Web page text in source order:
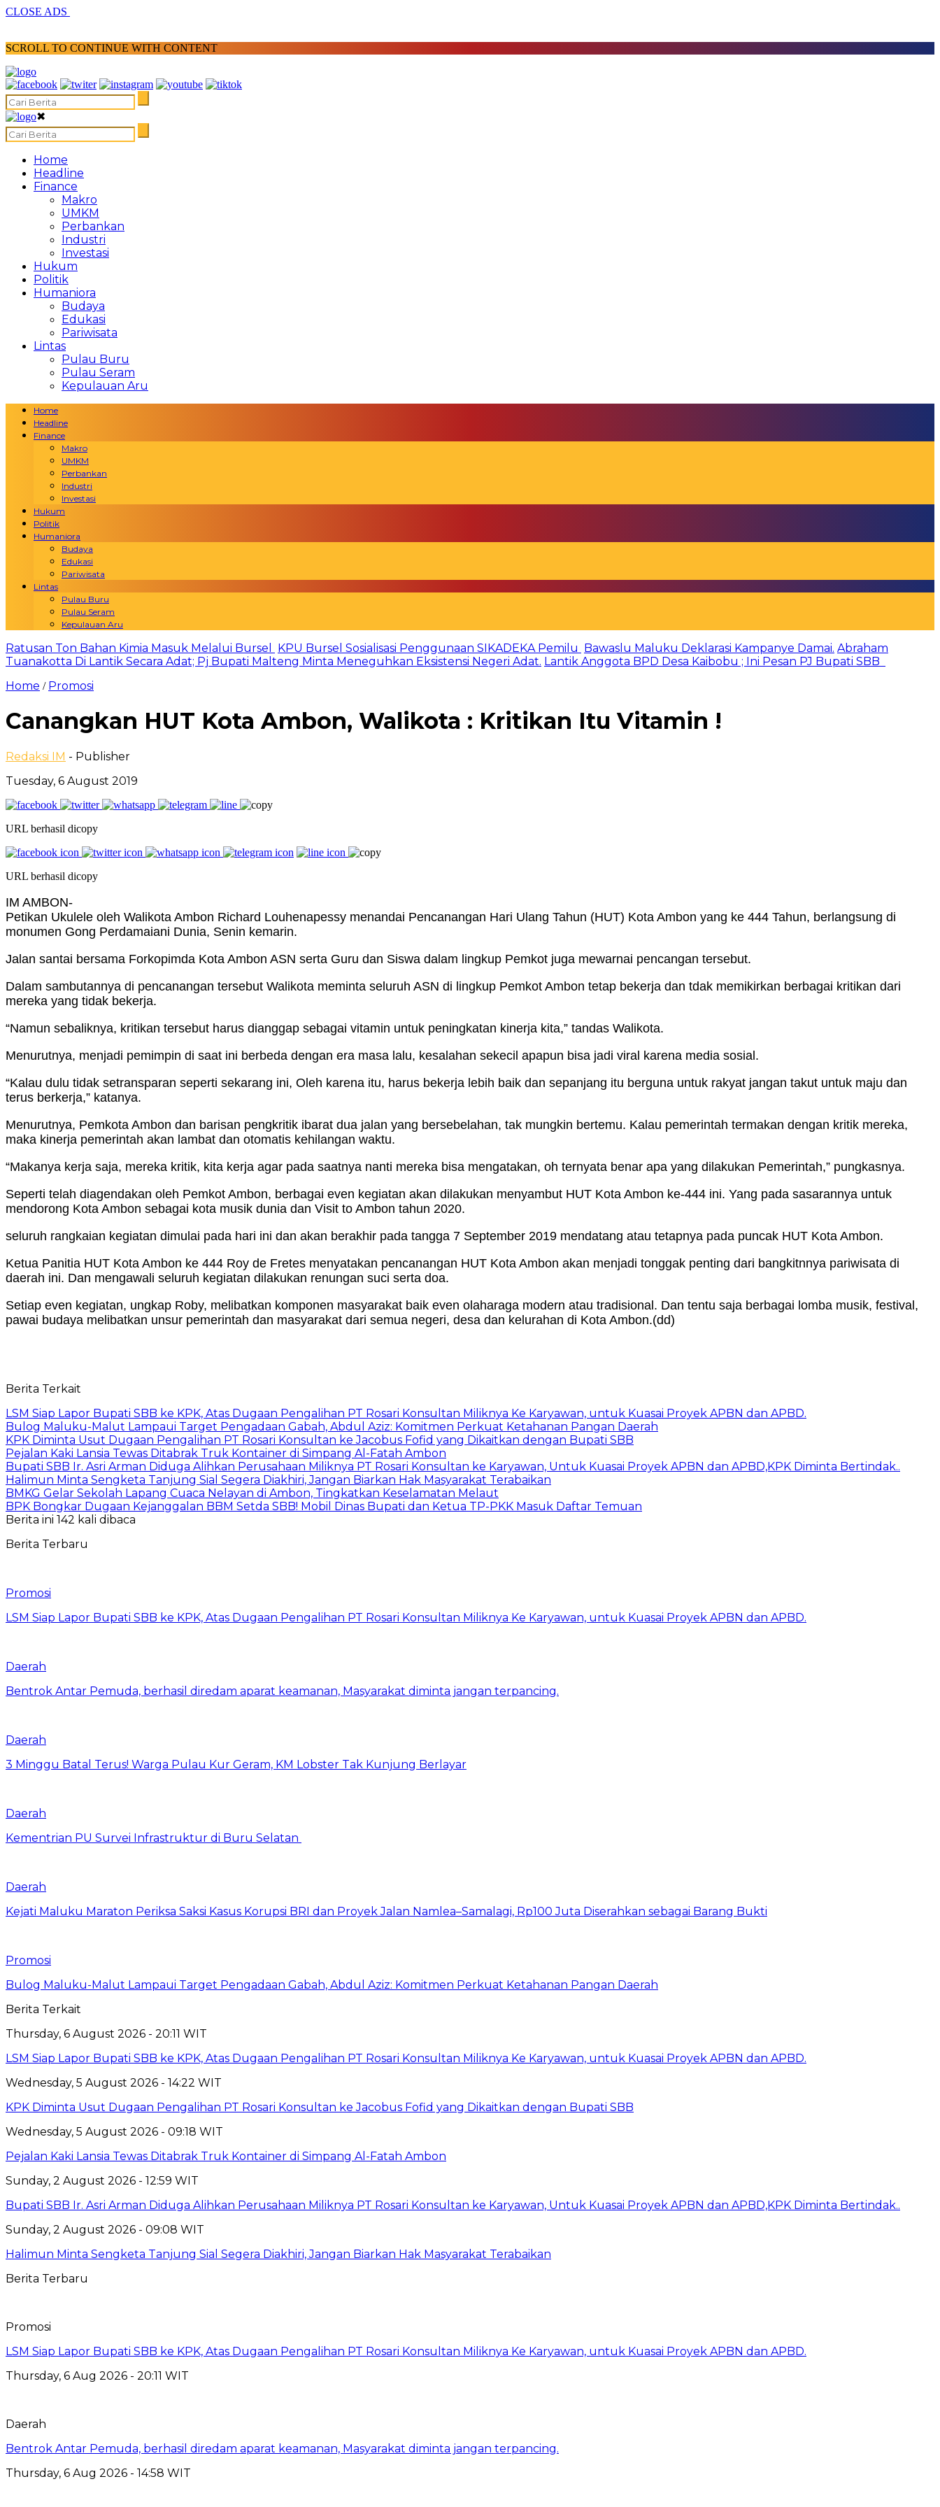
CLOSE ADS
SCROLL TO CONTINUE WITH CONTENT
✖
Home
Headline
Finance
Makro
UMKM
Perbankan
Industri
Investasi
Hukum
Politik
Humaniora
Budaya
Edukasi
Pariwisata
Lintas
Pulau Buru
Pulau Seram
Kepulauan Aru
Home
Headline
Finance
Makro
UMKM
Perbankan
Industri
Investasi
Hukum
Politik
Humaniora
Budaya
Edukasi
Pariwisata
Lintas
Pulau Buru
Pulau Seram
Kepulauan Aru
Ratusan Ton Bahan Kimia Masuk Melalui Bursel KPU Bursel Sosialisasi Penggunaan SIKADEKA Pemilu Bawaslu Maluku Deklarasi Kampanye Damai. Abraham
Tuanakotta Di Lantik Secara Adat; Pj Bupati Malteng Minta Meneguhkan Eksistensi Negeri Adat. Lantik Anggota BPD Desa Kaibobu ; Ini Pesan PJ Bupati SBB
Home / Promosi
Canangkan HUT Kota Ambon, Walikota : Kritikan Itu Vitamin !
Redaksi IM - Publisher
Tuesday, 6 August 2019
URL berhasil dicopy
URL berhasil dicopy
IM AMBON-
Petikan Ukulele oleh Walikota Ambon Richard Louhenapessy menandai Pencanangan Hari Ulang Tahun (HUT) Kota Ambon yang ke 444 Tahun, berlangsung di
monumen Gong Perdamaiani Dunia, Senin kemarin.
Jalan santai bersama Forkopimda Kota Ambon ASN serta Guru dan Siswa dalam lingkup Pemkot juga mewarnai pencangan tersebut.
Dalam sambutannya di pencanangan tersebut Walikota meminta seluruh ASN di lingkup Pemkot Ambon tetap bekerja dan tdak memikirkan berbagai kritikan dari
mereka yang tidak bekerja.
“Namun sebaliknya, kritikan tersebut harus dianggap sebagai vitamin untuk peningkatan kinerja kita,” tandas Walikota.
Menurutnya, menjadi pemimpin di saat ini berbeda dengan era masa lalu, kesalahan sekecil apapun bisa jadi viral karena media sosial.
“Kalau dulu tidak setransparan seperti sekarang ini, Oleh karena itu, harus bekerja lebih baik dan sepanjang itu berguna untuk rakyat jangan takut untuk maju dan
terus berkerja,” katanya.
Menurutnya, Pemkota Ambon dan barisan pengkritik ibarat dua jalan yang bersebelahan, tak mungkin bertemu. Kalau pemerintah termakan dengan kritik mereka,
maka kinerja pemerintah akan lambat dan otomatis kehilangan waktu.
“Makanya kerja saja, mereka kritik, kita kerja agar pada saatnya nanti mereka bisa mengatakan, oh ternyata benar apa yang dilakukan Pemerintah,” pungkasnya.
Seperti telah diagendakan oleh Pemkot Ambon, berbagai even kegiatan akan dilakukan menyambut HUT Kota Ambon ke-444 ini. Yang pada sasarannya untuk
mendorong Kota Ambon sebagai kota musik dunia dan Visit to Ambon tahun 2020.
seluruh rangkaian kegiatan dimulai pada hari ini dan akan berakhir pada tangga 7 September 2019 mendatang atau tetapnya pada puncak HUT Kota Ambon.
Ketua Panitia HUT Kota Ambon ke 444 Roy de Fretes menyatakan pencanangan HUT Kota Ambon akan menjadi tonggak penting dari bangkitnnya pariwisata di
daerah ini. Dan mengawali seluruh kegiatan dilakukan renungan suci serta doa.
Setiap even kegiatan, ungkap Roby, melibatkan komponen masyarakat baik even olaharaga modern atau tradisional. Dan tentu saja berbagai lomba musik, festival,
pawai budaya melibatkan unsur pemerintah dan masyarakat dari semua negeri, desa dan kelurahan di Kota Ambon.(dd)
Berita Terkait
LSM Siap Lapor Bupati SBB ke KPK, Atas Dugaan Pengalihan PT Rosari Konsultan Miliknya Ke Karyawan, untuk Kuasai Proyek APBN dan APBD.
Bulog Maluku-Malut Lampaui Target Pengadaan Gabah, Abdul Aziz: Komitmen Perkuat Ketahanan Pangan Daerah
KPK Diminta Usut Dugaan Pengalihan PT Rosari Konsultan ke Jacobus Fofid yang Dikaitkan dengan Bupati SBB
Pejalan Kaki Lansia Tewas Ditabrak Truk Kontainer di Simpang Al-Fatah Ambon
Bupati SBB Ir. Asri Arman Diduga Alihkan Perusahaan Miliknya PT Rosari Konsultan ke Karyawan, Untuk Kuasai Proyek APBN dan APBD,KPK Diminta Bertindak..
Halimun Minta Sengketa Tanjung Sial Segera Diakhiri, Jangan Biarkan Hak Masyarakat Terabaikan
BMKG Gelar Sekolah Lapang Cuaca Nelayan di Ambon, Tingkatkan Keselamatan Melaut
BPK Bongkar Dugaan Kejanggalan BBM Setda SBB! Mobil Dinas Bupati dan Ketua TP-PKK Masuk Daftar Temuan
Berita ini 142 kali dibaca
Berita Terbaru
Promosi
LSM Siap Lapor Bupati SBB ke KPK, Atas Dugaan Pengalihan PT Rosari Konsultan Miliknya Ke Karyawan, untuk Kuasai Proyek APBN dan APBD.
Daerah
Bentrok Antar Pemuda, berhasil diredam aparat keamanan, Masyarakat diminta jangan terpancing.
Daerah
3 Minggu Batal Terus! Warga Pulau Kur Geram, KM Lobster Tak Kunjung Berlayar
Daerah
Kementrian PU Survei Infrastruktur di Buru Selatan
Daerah
Kejati Maluku Maraton Periksa Saksi Kasus Korupsi BRI dan Proyek Jalan Namlea–Samalagi, Rp100 Juta Diserahkan sebagai Barang Bukti
Promosi
Bulog Maluku-Malut Lampaui Target Pengadaan Gabah, Abdul Aziz: Komitmen Perkuat Ketahanan Pangan Daerah
Berita Terkait
Thursday, 6 August 2026 - 20:11 WIT
LSM Siap Lapor Bupati SBB ke KPK, Atas Dugaan Pengalihan PT Rosari Konsultan Miliknya Ke Karyawan, untuk Kuasai Proyek APBN dan APBD.
Wednesday, 5 August 2026 - 14:22 WIT
KPK Diminta Usut Dugaan Pengalihan PT Rosari Konsultan ke Jacobus Fofid yang Dikaitkan dengan Bupati SBB
Wednesday, 5 August 2026 - 09:18 WIT
Pejalan Kaki Lansia Tewas Ditabrak Truk Kontainer di Simpang Al-Fatah Ambon
Sunday, 2 August 2026 - 12:59 WIT
Bupati SBB Ir. Asri Arman Diduga Alihkan Perusahaan Miliknya PT Rosari Konsultan ke Karyawan, Untuk Kuasai Proyek APBN dan APBD,KPK Diminta Bertindak..
Sunday, 2 August 2026 - 09:08 WIT
Halimun Minta Sengketa Tanjung Sial Segera Diakhiri, Jangan Biarkan Hak Masyarakat Terabaikan
Berita Terbaru
Promosi
LSM Siap Lapor Bupati SBB ke KPK, Atas Dugaan Pengalihan PT Rosari Konsultan Miliknya Ke Karyawan, untuk Kuasai Proyek APBN dan APBD.
Thursday, 6 Aug 2026 - 20:11 WIT
Daerah
Bentrok Antar Pemuda, berhasil diredam aparat keamanan, Masyarakat diminta jangan terpancing.
Thursday, 6 Aug 2026 - 14:58 WIT